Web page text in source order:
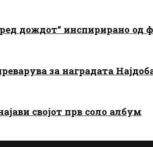
дождот“ инспирирано
за наградата
својот прв соло албум